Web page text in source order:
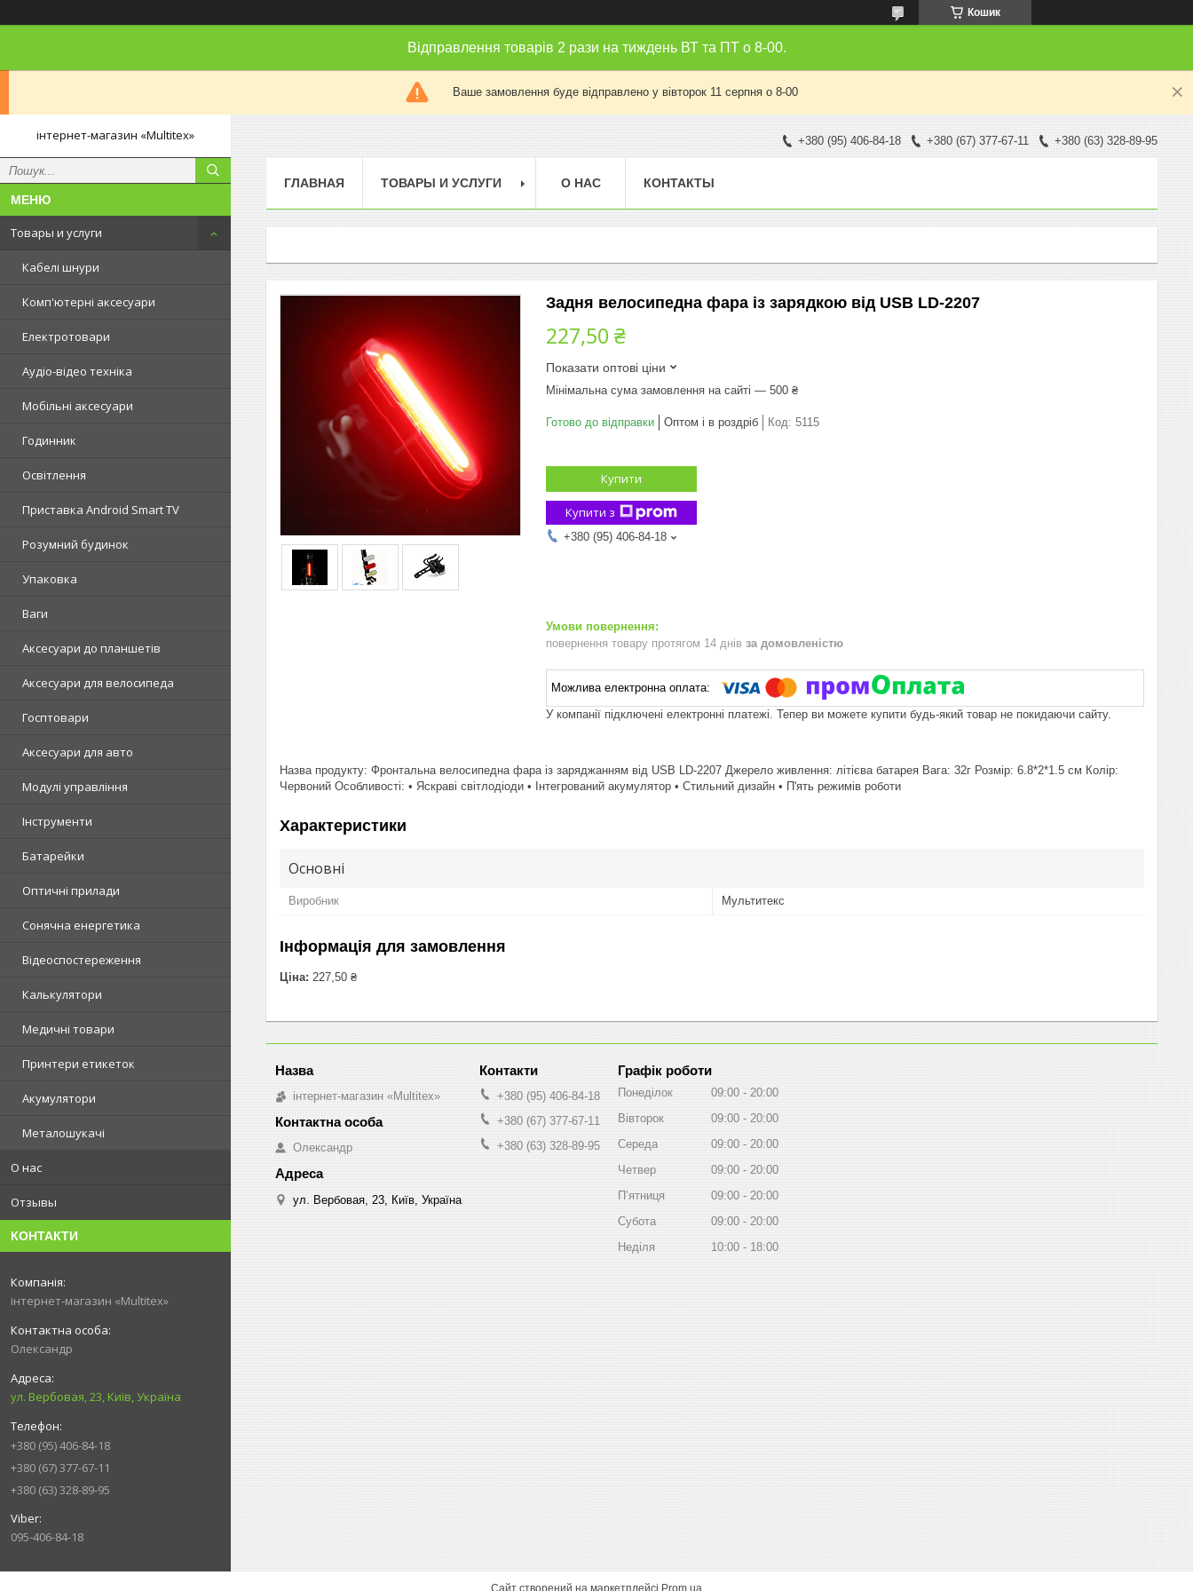
Кошик
Відправлення товарів 2 рази на тиждень ВТ та ПТ о 8-00.
Ваше замовлення буде відправлено у вівторок 11 серпня о 8-00
інтернет-магазин «Multitex»
Товары и услуги
Кабелі шнури
Комп'ютерні аксесуари
Електротовари
Аудіо-відео техніка
Мобільні аксесуари
Годинник
Освітлення
Приставка Android Smart TV
Розумний будинок
Упаковка
Ваги
Аксесуари до планшетів
Аксесуари для велосипеда
Госптовари
Аксесуари для авто
Модулі управління
Інструменти
Батарейки
Оптичні прилади
Сонячна енергетика
Відеоспостереження
Калькулятори
Медичні товари
Принтери етикеток
Акумулятори
Металошукачі
О нас
Отзывы
КОНТАКТИ
інтернет-магазин «Multitex»
Олександр
ул. Вербовая, 23, Київ, Україна
+380 (95) 406-84-18
+380 (67) 377-67-11
+380 (63) 328-89-95
095-406-84-18
+380 (95) 406-84-18 +380 (67) 377-67-11 +380 (63) 328-89-95
ГЛАВНАЯ ТОВАРЫ И УСЛУГИ О НАС КОНТАКТЫ
Задня велосипедна фара із зарядкою від USB LD-2207
227,50 ₴
Показати оптові ціни
Мінімальна сума замовлення на сайті — 500 ₴
Готово до відправки Оптом і в роздріб Код: 5115
Купити
Купити з
+380 (95) 406-84-18
повернення товару протягом 14 днів за домовленістю
У компанії підключені електронні платежі. Тепер ви можете купити будь-який товар не покидаючи сайту.
Назва продукту: Фронтальна велосипедна фара із заряджанням від USB LD-2207 Джерело живлення: літієва батарея Вага: 32г Розмір: 6.8*2*1.5 см Колір:
Червоний Особливості: • Яскраві світлодіоди • Інтегрований акумулятор • Стильний дизайн • П'ять режимів роботи
Характеристики
Основні
Виробник Мультитекс
Інформація для замовлення
Ціна: 227,50 ₴
інтернет-магазин «Multitex»
Олександр
ул. Вербовая, 23, Київ, Україна
+380 (95) 406-84-18
+380 (67) 377-67-11
+380 (63) 328-89-95
Графік роботи
Понеділок 09:00
20:00
Вівторок
09:00
20:00
Середа
09:00
20:00
Четвер
09:00
20:00
Пʼятниця
09:00
20:00
Субота
09:00
20:00
Неділя
10:00 18:00
Сайт створений на маркетплейсі Prom.ua